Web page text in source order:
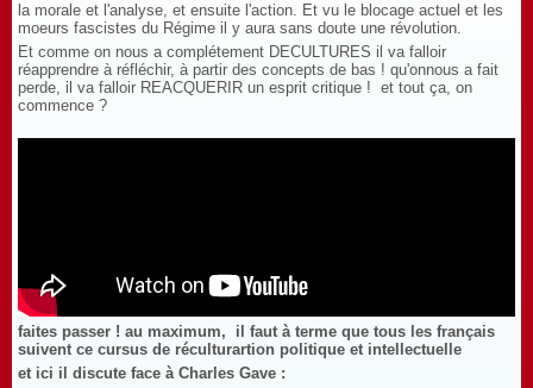
la morale et l'analyse, et ensuite l'action. Et vu le blocage actuel et les
moeurs fascistes du Régime il y aura sans doute une révolution.
Et comme on nous a complétement DECULTURES il va falloir
réapprendre à réfléchir, à partir des concepts de bas ! qu'onnous a fait
perde, il va falloir REACQUERIR un esprit critique ! et tout ça, on
commence ?
faites passer ! au maximum, il faut à terme que tous les français
suivent ce cursus de réculturartion politique et intellectuelle
et ici il discute face à Charles Gave :